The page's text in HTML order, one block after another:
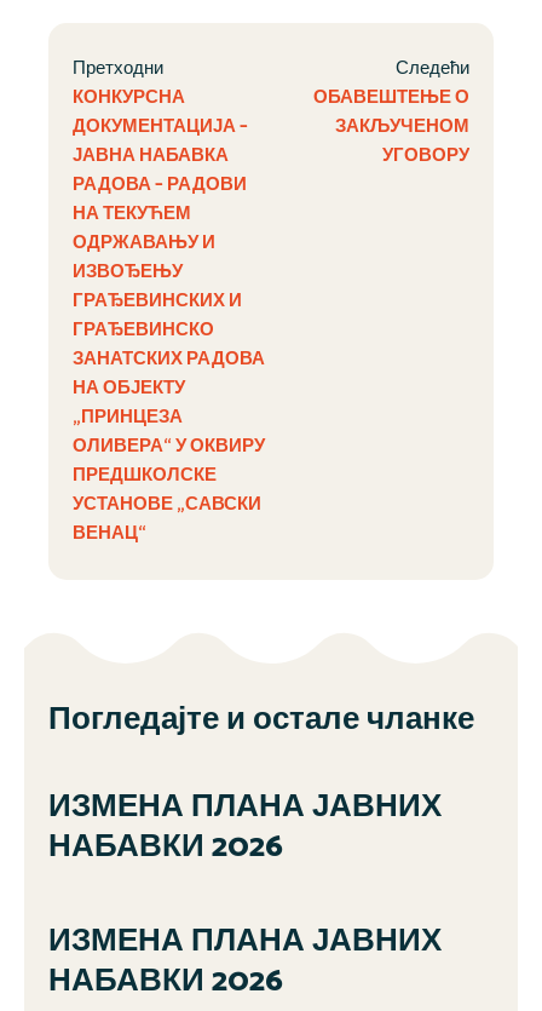
Претходни
КОНКУРСНА
ДОКУМЕНТАЦИЈА –
ЈАВНА НАБАВКА
РАДОВА – РАДОВИ
НА ТЕКУЋЕМ
ОДРЖАВАЊУ И
ИЗВОЂЕЊУ
ГРАЂЕВИНСКИХ И
ГРАЂЕВИНСКО
ЗАНАТСКИХ РАДОВА
НА ОБЈЕКТУ
„ПРИНЦЕЗА
ОЛИВЕРА“ У ОКВИРУ
ПРЕДШКОЛСКЕ
УСТАНОВЕ „САВСКИ
ВЕНАЦ“
Следећи
ОБАВЕШТЕЊЕ О
ЗАКЉУЧЕНОМ
УГОВОРУ
Погледајте и остале чланке
ИЗМЕНА ПЛАНА ЈАВНИХ
НАБАВКИ 2026
ИЗМЕНА ПЛАНА ЈАВНИХ
НАБАВКИ 2026